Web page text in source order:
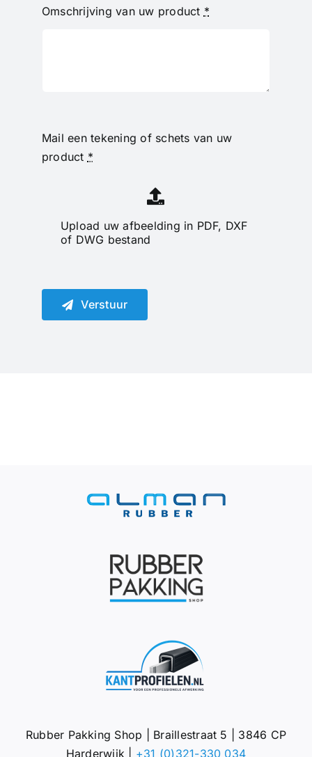
Omschrijving van uw product *
Mail een tekening of schets van uw
product *
Upload uw afbeelding in PDF, DXF
of DWG bestand
Verstuur
Rubber Pakking Shop | Braillestraat 5 | 3846 CP
Harderwijk | +31 (0)321-330 034